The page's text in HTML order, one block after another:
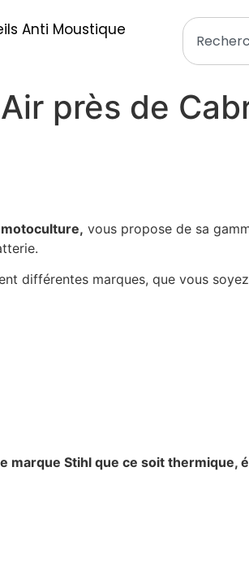
Anti Moustique
près de
vous propose de sa
différentes marques, que vous soyez
marque Stihl que ce soit thermique,